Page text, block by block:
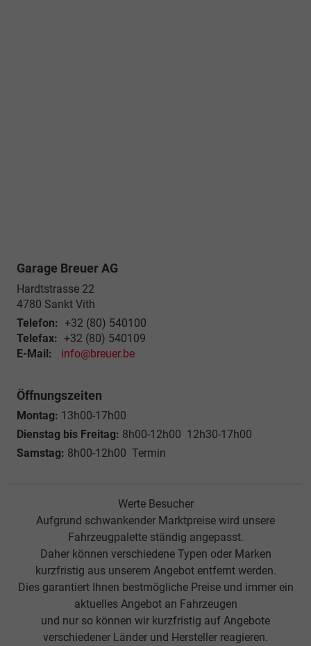
Garage Breuer AG
Hardtstrasse 22
4780 Sankt Vith
Telefon: +32 (80) 540100
Telefax: +32 (80) 540109
E-Mail:
info@breuer.be
Öffnungszeiten
Montag: 13h00-17h00
Dienstag bis Freitag: 8h00-12h00 12h30-17h00
Samstag: 8h00-12h00 Termin
Werte Besucher
Aufgrund schwankender Marktpreise wird unsere
Fahrzeugpalette ständig angepasst.
Daher können verschiedene Typen oder Marken
kurzfristig aus unserem Angebot entfernt werden.
Dies garantiert Ihnen bestmögliche Preise und immer ein
aktuelles Angebot an Fahrzeugen
und nur so können wir kurzfristig auf Angebote
verschiedener Länder und Hersteller reagieren.